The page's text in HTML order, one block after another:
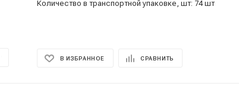
Количество в транспортной упаковке, шт: 74 шт
В ИЗБРАННОЕ СРАВНИТЬ